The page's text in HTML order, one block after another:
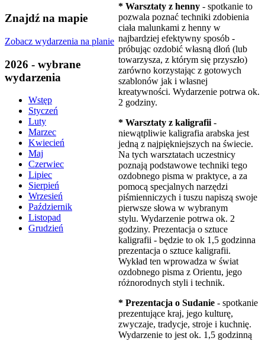
Znajdź na mapie
Zobacz wydarzenia na planie
2026 - wybrane
wydarzenia
Wstęp
Styczeń
Luty
Marzec
Kwiecień
Maj
Czerwiec
Lipiec
Sierpień
Wrzesień
Październik
Listopad
Grudzień
* Warsztaty z henny - spotkanie to
pozwala poznać techniki zdobienia
ciała malunkami z henny w
najbardziej efektywny sposób -
próbując ozdobić własną dłoń (lub
towarzysza, z którym się przyszło)
zarówno korzystając z gotowych
szablonów jak i własnej
kreatywności. Wydarzenie potrwa ok.
2 godziny.
* Warsztaty z kaligrafii -
niewątpliwie kaligrafia arabska jest
jedną z najpiękniejszych na świecie.
Na tych warsztatach uczestnicy
poznają podstawowe techniki tego
ozdobnego pisma w praktyce, a za
pomocą specjalnych narzędzi
piśmienniczych i tuszu napiszą swoje
pierwsze słowa w wybranym
stylu. Wydarzenie potrwa ok. 2
godziny. Prezentacja o sztuce
kaligrafii - będzie to ok 1,5 godzinna
prezentacja o sztuce kaligrafii.
Wykład ten wprowadza w świat
ozdobnego pisma z Orientu, jego
różnorodnych styli i technik.
* Prezentacja o Sudanie - spotkanie
prezentujące kraj, jego kulturę,
zwyczaje, tradycje, stroje i kuchnię.
Wydarzenie to jest ok. 1,5 godzinną